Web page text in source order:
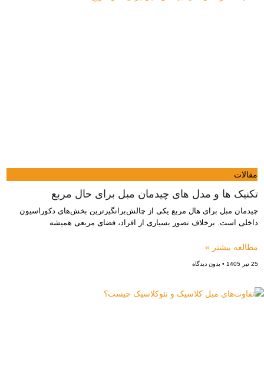
مقالات
تکنیک ها و مدل های چیدمان مبل برای حال مربع
چیدمان مبل برای هال مربع یکی از چالش‌برانگیزترین بخش‌های دکوراسیون
داخلی است. برخلاف تصور بسیاری از افراد، فضای مربعی همیشه
مطالعه بیشتر »
25 تیر 1405 بدون دیدگاه